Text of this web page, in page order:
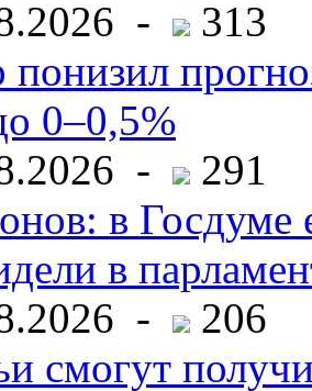
-
313
понизил
0–0,5%
-
291
в Госдуме
в
-
206
смогут